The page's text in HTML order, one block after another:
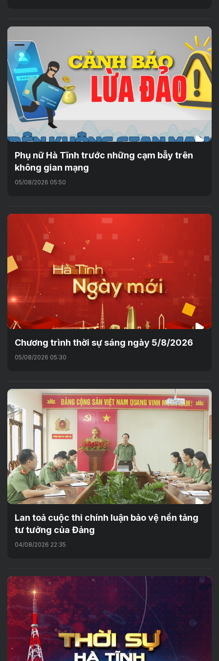
Phụ nữ Hà Tĩnh trước những cạm bẫy trên
không gian mạng
05/08/2026 05:50
Chương trình thời sự sáng ngày 5/8/2026
05/08/2026 05:30
Lan toả cuộc thi chính luận bảo vệ nền tảng
tư tưởng của Đảng
04/08/2026 22:35